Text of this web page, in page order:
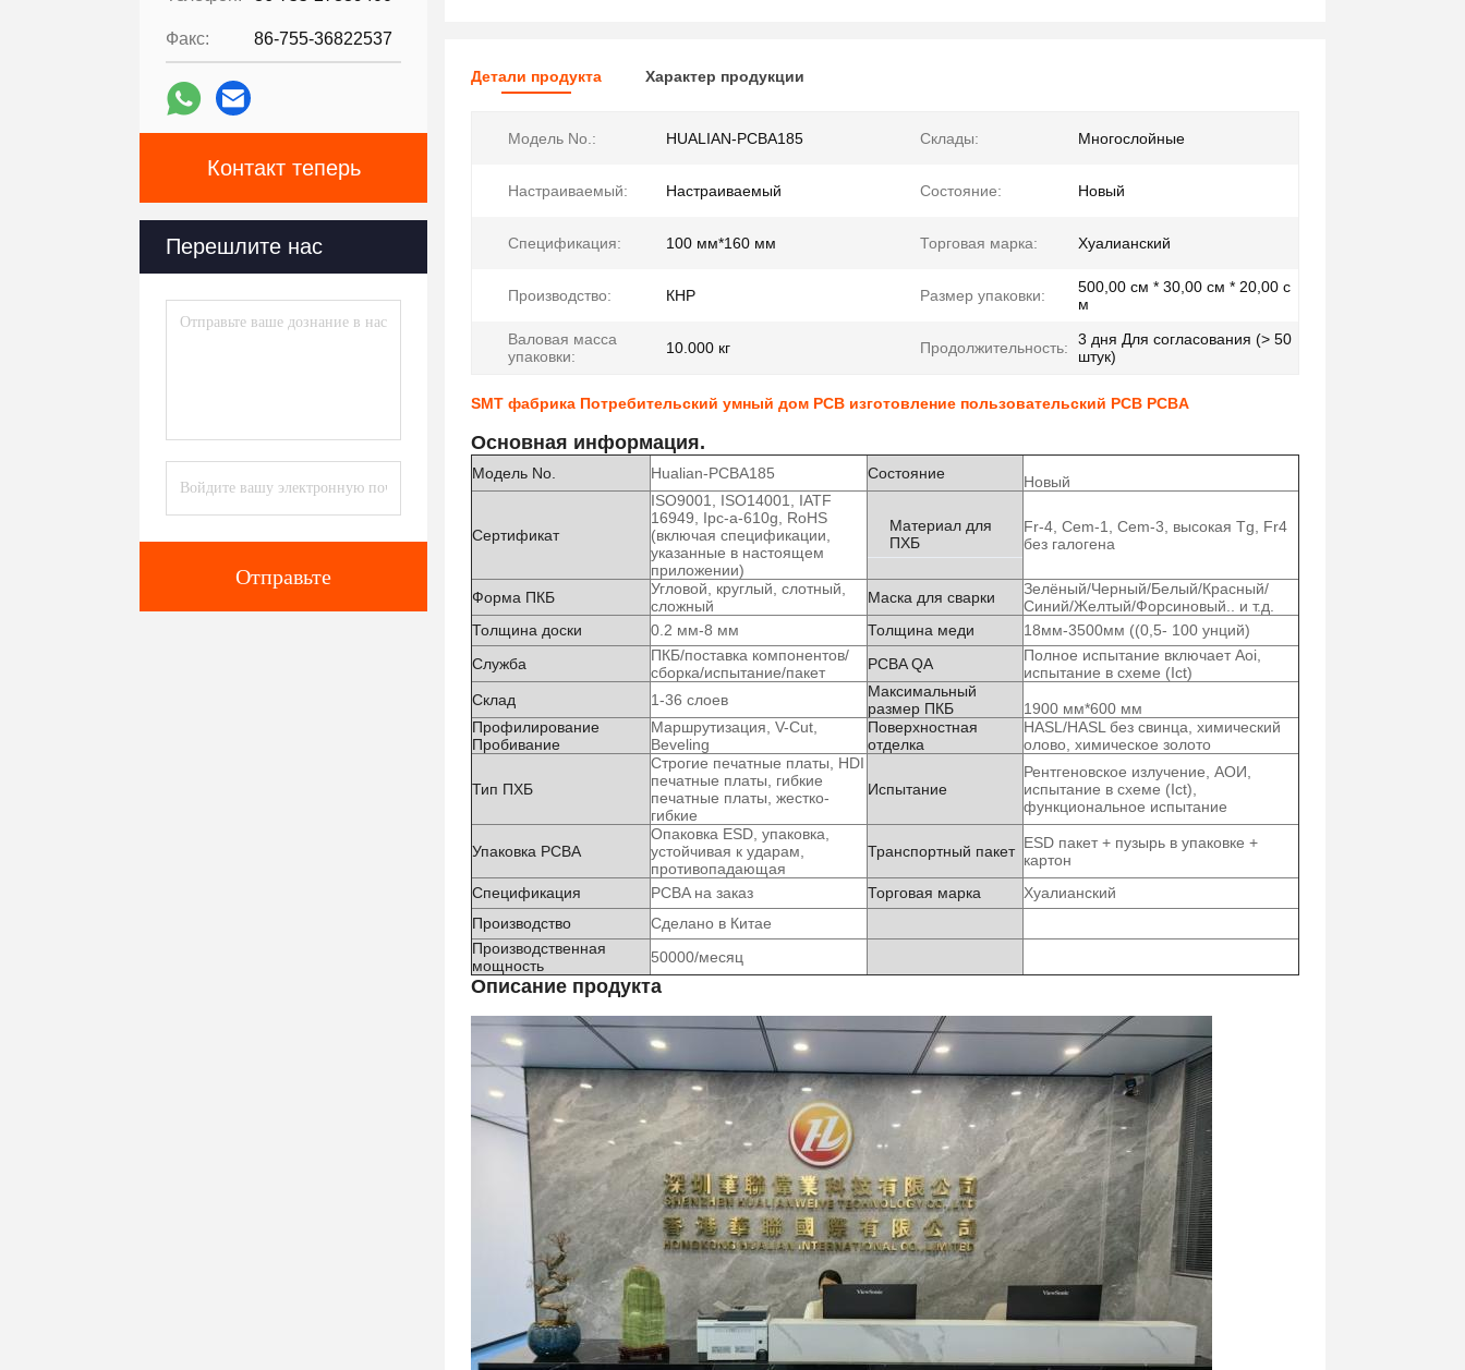
Факс: 86-755-36822537
Контакт теперь
Перешлите нас
Отправьте
Детали продукта Характер продукции
Модель No.: HUALIAN-PCBA185 Склады: Многослойные
Настраиваемый: Настраиваемый Состояние: Новый
Спецификация: 100 мм*160 мм Торговая марка: Хуалианский
Производство: КНР Размер упаковки:
500,00 см * 30,00 см * 20,00 с
м
Валовая масса
упаковки:
10.000 кг Продолжительность:
3 дня Для согласования (> 50
штук)
SMT фабрика Потребительский умный дом PCB изготовление пользовательский PCB PCBA
Основная информация.
Модель No. Hualian-PCBA185 Состояние Новый
Сертификат
ISO9001, ISO14001, IATF
16949, Ipc-a-610g, RoHS
(включая спецификации,
указанные в настоящем
приложении)
Материал для
ПХБ
Fr-4, Cem-1, Cem-3, высокая Tg, Fr4
без галогена
Форма ПКБ
Угловой, круглый, слотный,
сложный
Маска для сварки
Зелёный/Черный/Белый/Красный/
Синий/Желтый/Форсиновый.. и т.д.
Толщина доски
0.2 мм-8 мм Толщина меди
18мм-3500мм ((0,5- 100 унций)
Служба
ПКБ/поставка компонентов/
сборка/испытание/пакет
PCBA QA
Полное испытание включает Aoi,
испытание в схеме (Ict)
Склад
1-36 слоев
Максимальный
размер ПКБ
1900 мм*600 мм
Профилирование
Пробивание
Маршрутизация, V-Cut,
Beveling
Поверхностная
отделка
HASL/HASL без свинца, химический
олово, химическое золото
Тип ПХБ
Строгие печатные платы, HDI
печатные платы, гибкие
печатные платы, жестко-
гибкие
Испытание
Рентгеновское излучение, АОИ,
испытание в схеме (Ict),
функциональное испытание
Упаковка PCBA
Опаковка ESD, упаковка,
устойчивая к ударам,
противопадающая
Транспортный пакет ESD пакет + пузырь в упаковке +
картон
Спецификация
PCBA на заказ Торговая марка
Хуалианский
Производство
Сделано в Китае
Производственная
мощность
50000/месяц
Описание продукта